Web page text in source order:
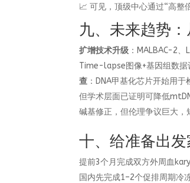
📈 可见，顶级中心通过“高整
九、未来趋势：
扩增技术升级 ：MALBAC-2
Time-lapse图像+基因组数据
查 ：DNA甲基化芯片开始用
但学术层面已证明可降低
碱基修正，但伦理争议巨大，
十、给准备出
提前3个月完成双方外周血
国内先完成1–2个促排周期冷